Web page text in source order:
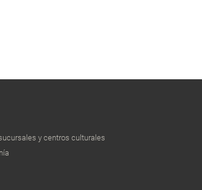
y centros culturales